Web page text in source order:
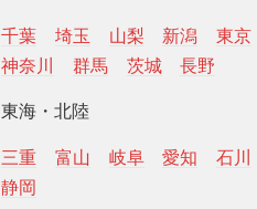
千葉 埼玉 山梨 新潟 東京
神奈川
群馬 茨城 長野
東海・北陸
三重 富山 岐阜 愛知 石川
静岡